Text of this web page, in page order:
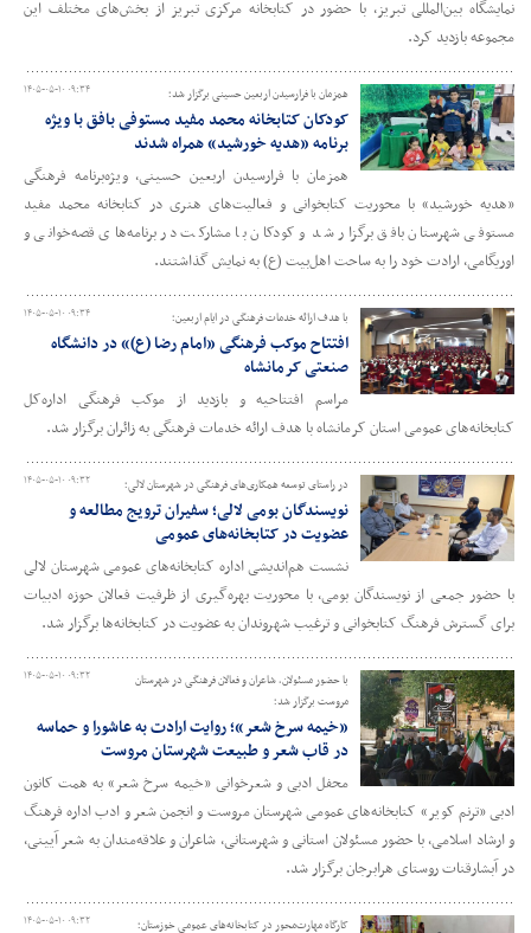
نمایشگاه بین‌المللی تبریز، با حضور در کتابخانه مرکزی تبریز از بخش‌های مختلف این
مجموعه بازدید کرد.
۱۴۰۵-۰۵-۱۰ ۰۹:۳۴ همزمان با فرارسیدن اربعین حسینی برگزار شد؛
کودکان کتابخانه محمد مفید مستوفی بافق با ویژه
برنامه «هدیه خورشید» همراه شدند
همزمان با فرارسیدن اربعین حسینی، ویژه‌برنامه فرهنگی
«هدیه خورشید» با محوریت کتابخوانی و فعالیت‌های هنری در کتابخانه محمد مفید
مستوفی شهرستان بافق برگزار شد و کودکان با مشارکت در برنامه‌های قصه‌خوانی و
اوریگامی، ارادت خود را به ساحت اهل‌بیت (ع) به نمایش گذاشتند.
۱۴۰۵-۰۵-۱۰ ۰۹:۳۴ با هدف ارائه خدمات فرهنگی در ایام اربعین؛
افتتاح موکب فرهنگی «امام رضا (ع)» در دانشگاه
صنعتی کرمانشاه
مراسم افتتاحیه و بازدید از موکب فرهنگی اداره‌کل
کتابخانه‌های عمومی استان کرمانشاه با هدف ارائه خدمات فرهنگی به زائران برگزار شد.
۱۴۰۵-۰۵-۱۰ ۰۹:۳۲ در راستای توسعه همکاری‌های فرهنگی در شهرستان لالی؛
نویسندگان بومی لالی؛ سفیران ترویج مطالعه و
عضویت در کتابخانه‌های عمومی
نشست هم‌اندیشی اداره کتابخانه‌های عمومی شهرستان لالی
با حضور جمعی از نویسندگان بومی، با محوریت بهره‌گیری از ظرفیت فعالان حوزه ادبیات
برای گسترش فرهنگ کتابخوانی و ترغیب شهروندان به عضویت در کتابخانه‌ها برگزار شد.
۱۴۰۵-۰۵-۱۰ ۰۹:۳۲
با حضور مسئولان، شاعران و فعالان فرهنگی در شهرستان
مروست برگزار شد؛
«خیمه سرخ شعر»؛ روایت ارادت به عاشورا و حماسه
در قاب شعر و طبیعت شهرستان مروست
محفل ادبی و شعرخوانی «خیمه سرخ شعر» به همت کانون
ادبی «ترنم کویر» کتابخانه‌های عمومی شهرستان مروست و انجمن شعر و ادب اداره فرهنگ
و ارشاد اسلامی، با حضور مسئولان استانی و شهرستانی، شاعران و علاقه‌مندان به شعر آیینی،
در آبشارقنات روستای هرابرجان برگزار شد.
۱۴۰۵-۰۵-۱۰ ۰۹:۳۲ کارگاه مهارت‌محور در کتابخانه‌های عمومی خوزستان؛